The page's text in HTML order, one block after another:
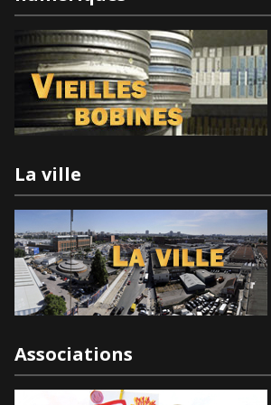
La ville
Associations